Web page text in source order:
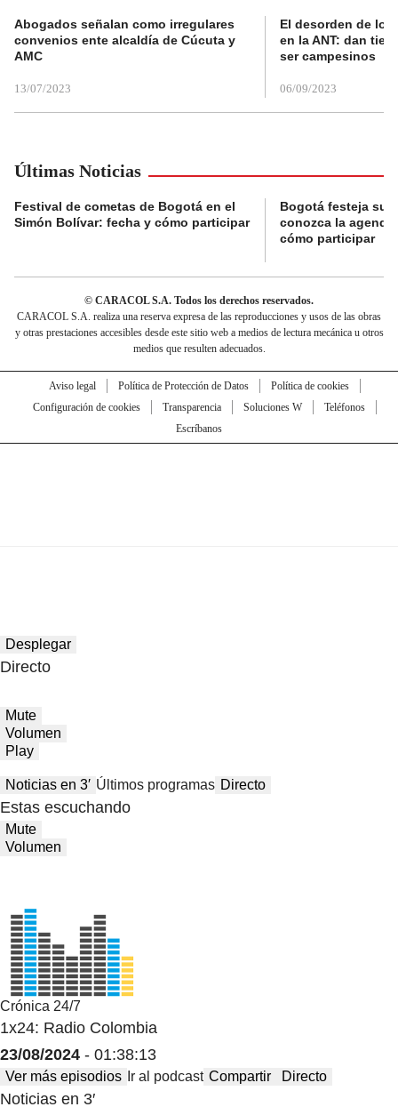
Abogados señalan como irregulares
convenios ente alcaldía de Cúcuta y
AMC
13/07/2023
El desorden de
en la ANT: dan
ser campesinos
06/09/2023
Últimas Noticias
Festival de cometas de Bogotá en el
Simón Bolívar: fecha y cómo participar
Bogotá festeja su
conozca la
cómo participar
© CARACOL S.A. Todos los derechos reservados.
CARACOL S.A. realiza una reserva expresa de las reproducciones y usos de las obras
y otras prestaciones accesibles desde este sitio web a medios de lectura mecánica u otros
medios que resulten adecuados.
Aviso legal Política de Protección de Datos
Política de cookies
Configuración de cookies
Transparencia Soluciones W
Teléfonos
Escríbanos
Desplegar
Directo
Mute
Volumen
Play
Noticias en 3′ Últimos programas Directo
Estas escuchando
Mute
Volumen
Crónica 24/7
1x24: Radio Colombia
23/08/2024 - 01:38:13
Ver más episodios Ir al podcast Compartir Directo
Noticias en 3′